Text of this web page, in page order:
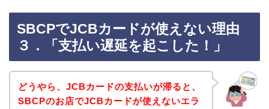
SBCPでJCBカードが使えない理由
３．「支払い遅延を起こした！」
どうやら、JCBカードの支払いが滞ると、
SBCPのお店でJCBカードが使えないエラ